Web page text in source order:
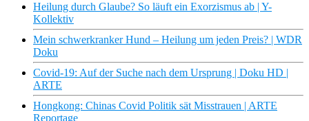
Heilung durch Glaube? So läuft ein Exorzismus ab | Y-
Kollektiv
Mein schwerkranker Hund – Heilung um jeden Preis? | WDR
Doku
Covid-19: Auf der Suche nach dem Ursprung | Doku HD |
ARTE
Hongkong: Chinas Covid Politik sät Misstrauen | ARTE
Reportage